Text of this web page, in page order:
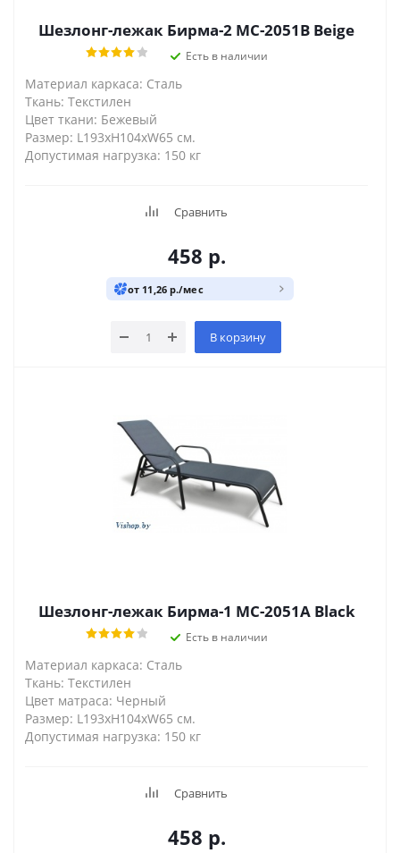
Шезлонг-лежак Бирма-2 MC-2051B Beige
Есть в наличии
Материал каркаса: Сталь
Ткань: Текстилен
Цвет ткани: Бежевый
Размер: L193xH104xW65 см.
Допустимая нагрузка: 150 кг
Сравнить
458 р.
от 11,26 р./мес
В корзину
Шезлонг-лежак Бирма-1 MC-2051A Black
Есть в наличии
Материал каркаса: Сталь
Ткань: Текстилен
Цвет матраса: Черный
Размер: L193xH104xW65 см.
Допустимая нагрузка: 150 кг
Сравнить
458 р.